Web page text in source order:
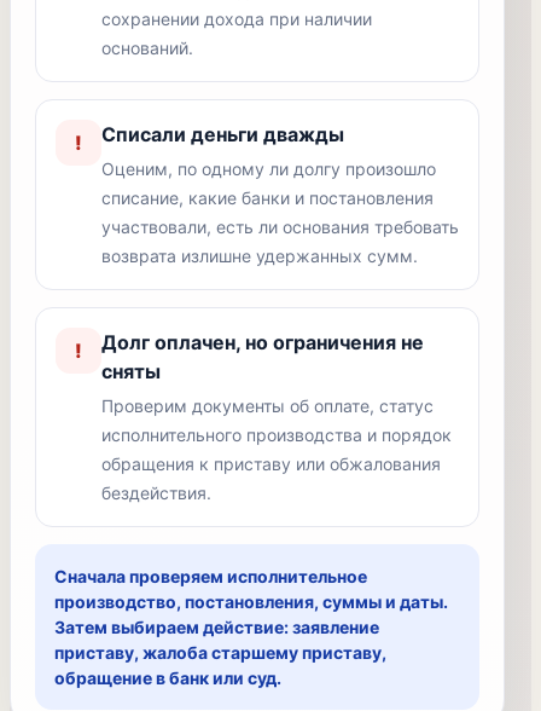
сохранении дохода при наличии
оснований.
! Списали деньги дважды
Оценим, по одному ли долгу произошло
списание, какие банки и постановления
участвовали, есть ли основания требовать
возврата излишне удержанных сумм.
!
Долг оплачен, но ограничения не
сняты
Проверим документы об оплате, статус
исполнительного производства и порядок
обращения к приставу или обжалования
бездействия.
Сначала проверяем исполнительное
производство, постановления, суммы и даты.
Затем выбираем действие: заявление
приставу, жалоба старшему приставу,
обращение в банк или суд.